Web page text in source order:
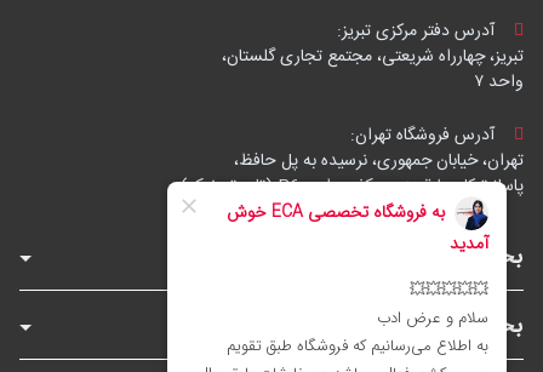
آدرس دفتر مرکزی تبریز:
تبریز، چهارراه شریعتی، مجتمع تجاری گلستان،
واحد ۷
آدرس فروشگاه تهران:
تهران، خیابان جمهوری، نرسیده به پل حافظ،
پاساژ توکل، طبقه زیرهمکف، واحد B6 (تاپ ترونیک)
بخش‌های فروشگاه
بخش‌های سایت